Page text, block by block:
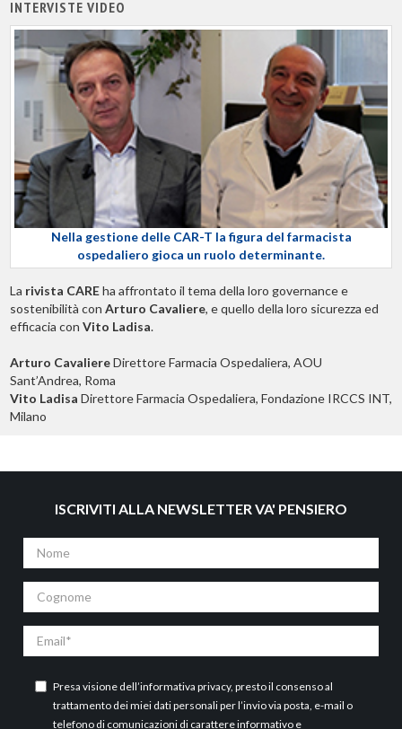
INTERVISTE VIDEO
Nella gestione delle CAR-T la figura del farmacista
ospedaliero gioca un ruolo determinante.
La rivista CAREha affrontato il tema della loro governance e
sostenibilità con Arturo Cavaliere, e quello della loro sicurezza ed
efficacia con Vito Ladisa.
Arturo CavaliereDirettore Farmacia Ospedaliera, AOU
Sant’Andrea, Roma
Vito Ladisa Direttore Farmacia Ospedaliera, Fondazione IRCCS INT,
Milano
ISCRIVITI ALLA NEWSLETTER VA' PENSIERO
Nome
Cognome
Email
Presa visione dell’informativa privacy, presto il consenso al
trattamento dei miei dati personali per l’invio via posta, e-mail o
telefono di comunicazioni di carattere informativo e